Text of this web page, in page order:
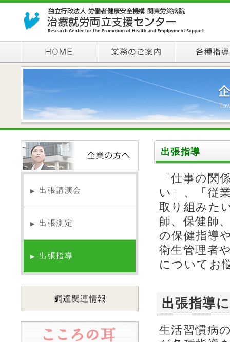
出張指導
「仕事の関
い」、「従
取り組みた
師、保健師
の保健指導
衛生管理者
についてお
出張指導
生活習慣病
▶ 出張講演会
▶ 出張測定
▶ 出張指導